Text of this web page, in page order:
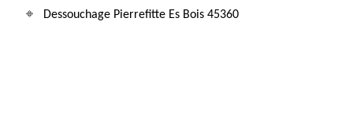
Dessouchage Pierrefitte Es Bois 45360